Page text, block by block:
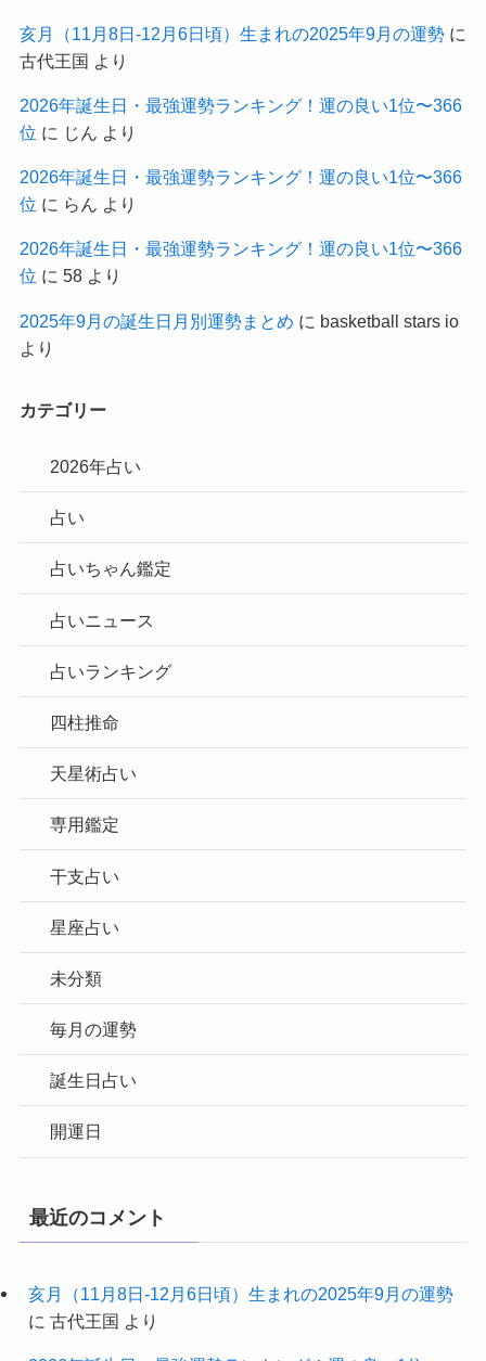
亥月（11月8日-12月6日頃）生まれの2025年9月の運勢に
古代王国 より
2026年誕生日・最強運勢ランキング！運の良い1位〜366
位 に じん より
2026年誕生日・最強運勢ランキング！運の良い1位〜366
位 に らん より
2026年誕生日・最強運勢ランキング！運の良い1位〜366
位 に 58より
2025年9月の誕生日月別運勢まとめ に basketball stars io
より
カテゴリー
2026年占い
占い
占いちゃん鑑定
占いニュース
占いランキング
四柱推命
天星術占い
専用鑑定
干支占い
星座占い
未分類
毎月の運勢
誕生日占い
開運日
最近のコメント
亥月（11月8日-12月6日頃）生まれの2025年9月の運勢
に 古代王国 より